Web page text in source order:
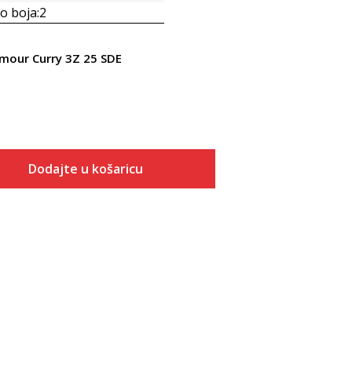
boja:2
Curry 3Z 25 SDE
Dodajte u košaricu